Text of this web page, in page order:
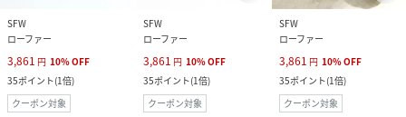
SFW
ローファー
3,861 円 10%OFF
35ポイント(1倍)
クーポン対象
SFW
ローファー
3,861 円 10%OFF
35ポイント(1倍)
クーポン対象
SFW
ローファー
3,861 円 10%OFF
35ポイント(1倍)
クーポン対象